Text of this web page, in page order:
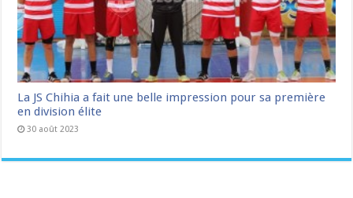
La JS Chihia a fait une belle impression pour sa première
en division élite
30 août 2023